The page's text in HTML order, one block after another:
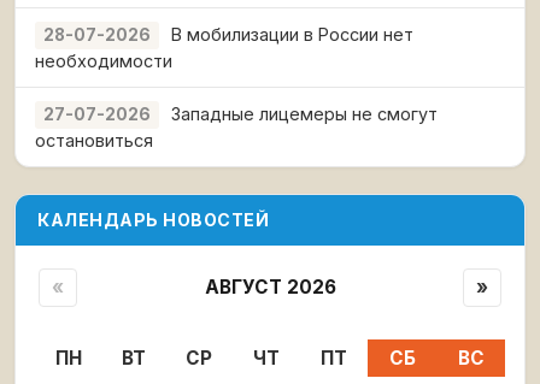
28-07-2026
В мобилизации в России нет
необходимости
27-07-2026
Западные лицемеры не смогут
остановиться
КАЛЕНДАРЬ НОВОСТЕЙ
« АВГУСТ 2026 »
ПН ВТ СР ЧТ ПТ СБ
ВС